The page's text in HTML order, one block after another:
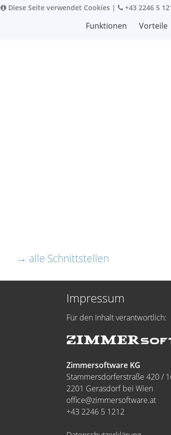
Diese Seite verwendet Cookies | +43 2246 5
Funktionen Vorteile
→ alle Schnittstellen
Impressum
Für den Inhalt verantwortlich:
Zimmersoftware KG
Stammersdorferstraße 420 /
2201 Gerasdorf bei Wien
office@zimmersoftware.at
+43 2246 5 1212